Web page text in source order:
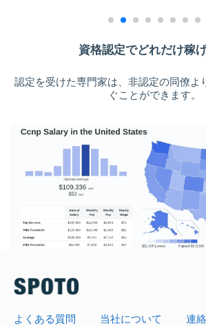
資格認定でどれだけ稼
認定を受けた専門家は、非認定の同僚よ
ぐことができます。
よくある質問 当社について 連